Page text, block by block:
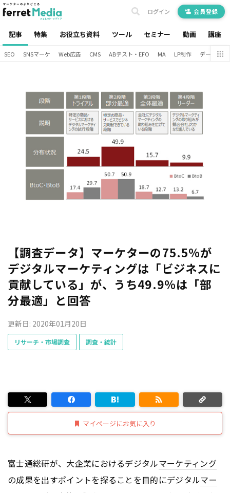
記事 特集 お役立ち資料 ツール セミナー 動画 講座
ログイン 会員登録
SEO SNSマーケ Web広告 CMS ABテスト・EFO MA LP制作 データ分析
【調査データ】マーケターの75.5％が
デジタルマーケティングは「ビジネスに
貢献している」が、うち49.9％は「部
分最適」と回答
更新日: 2020年01月20日
リサーチ・市場調査 調査・統計
マイページにお気に入り
富士通総研が、大企業におけるデジタルマーケティング
の成果を出すポイントを探ることを目的にデジタルマー